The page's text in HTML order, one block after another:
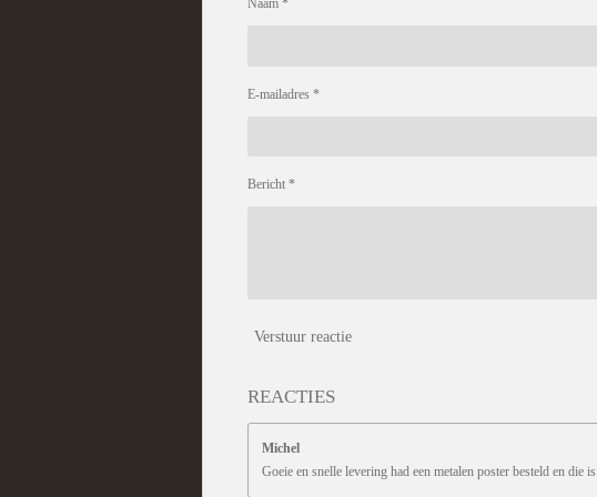
Naam *
E-mailadres *
Bericht *
Verstuur reactie
REACTIES
Michel
Goeie en snelle levering had een metalen poster besteld en